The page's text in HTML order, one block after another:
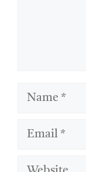
Name
Email
Website